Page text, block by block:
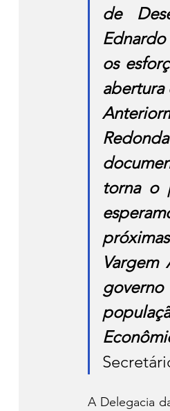
de
os
abertura
torna o
A Delegacia